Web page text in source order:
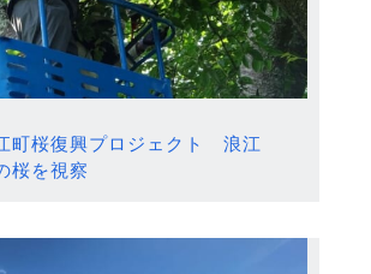
町桜復興プロジェクト 浪江
桜を視察